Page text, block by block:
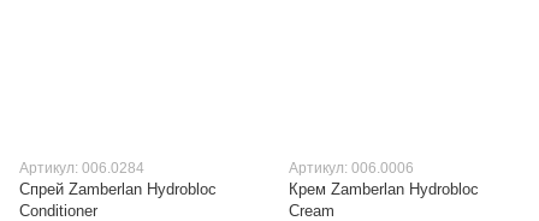
Артикул: 006.0284
Cпрей Zamberlan Hydrobloc
Conditioner
Артикул: 006.0006
Крем Zamberlan Hydrobloc
Cream